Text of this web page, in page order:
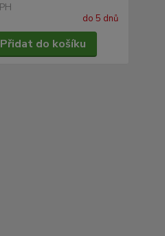
do 5 dnů
Přidat do košíku